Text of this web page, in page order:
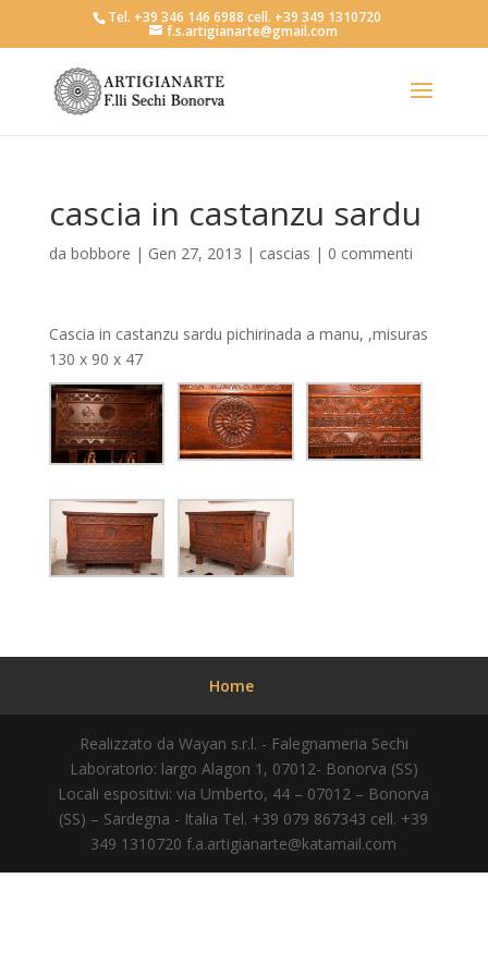
Tel. +39 346 146 6988 cell. +39 349 1310720
f.s.artigianarte@gmail.com
cascia in castanzu sardu
da bobbore | Gen 27, 2013 | cascias | 0 commenti
Cascia in castanzu sardu pichirinada a manu, ,misuras
130 x 90 x 47
Home
Realizzato da Wayan s.r.l. - Falegnameria Sechi
Laboratorio: largo Alagon 1, 07012- Bonorva (SS)
Locali espositivi: via Umberto, 44 – 07012 – Bonorva
(SS) – Sardegna - Italia Tel. +39 079 867343 cell. +39
349 1310720f.a.artigianarte@katamail.com